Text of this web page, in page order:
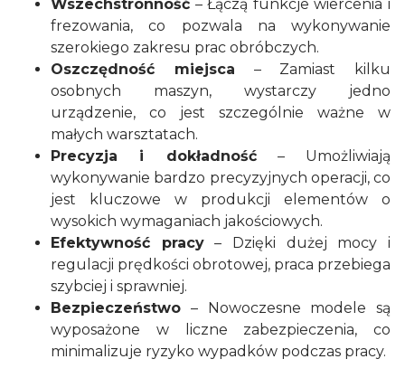
Wszechstronność – Łączą funkcje wiercenia i
frezowania, co pozwala na wykonywanie
szerokiego zakresu prac obróbczych.
Oszczędność miejsca – Zamiast kilku
osobnych maszyn, wystarczy jedno
urządzenie, co jest szczególnie ważne w
małych warsztatach.
Precyzja i dokładność– Umożliwiają
wykonywanie bardzo precyzyjnych operacji, co
jest kluczowe w produkcji elementów o
wysokich wymaganiach jakościowych.
Efektywność pracy– Dzięki dużej mocy i
regulacji prędkości obrotowej, praca przebiega
szybciej i sprawniej.
Bezpieczeństwo – Nowoczesne modele są
wyposażone w liczne zabezpieczenia, co
minimalizuje ryzyko wypadków podczas pracy.